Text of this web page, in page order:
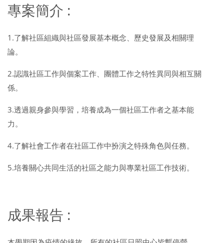
專案簡介 :
1.了解社區組織與社區發展基本概念、歷史發展及相關理
論。
2.認識社區工作與個案工作、團體工作之特性異同與相互關
係。
3.透過親身參與學習，培養成為一個社區工作者之基本能
力。
4.了解社會工作者在社區工作中扮演之特殊角色與任務。
5.培養關心共同生活的社區之能力與專業社區工作技術。
成果報告 :